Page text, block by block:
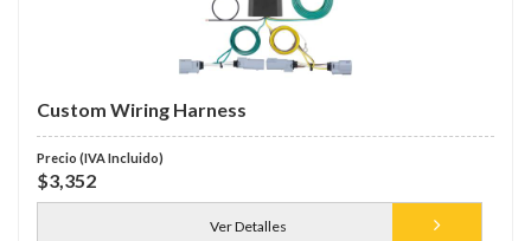
Custom Wiring Harness
$3,352
Ver Detalles